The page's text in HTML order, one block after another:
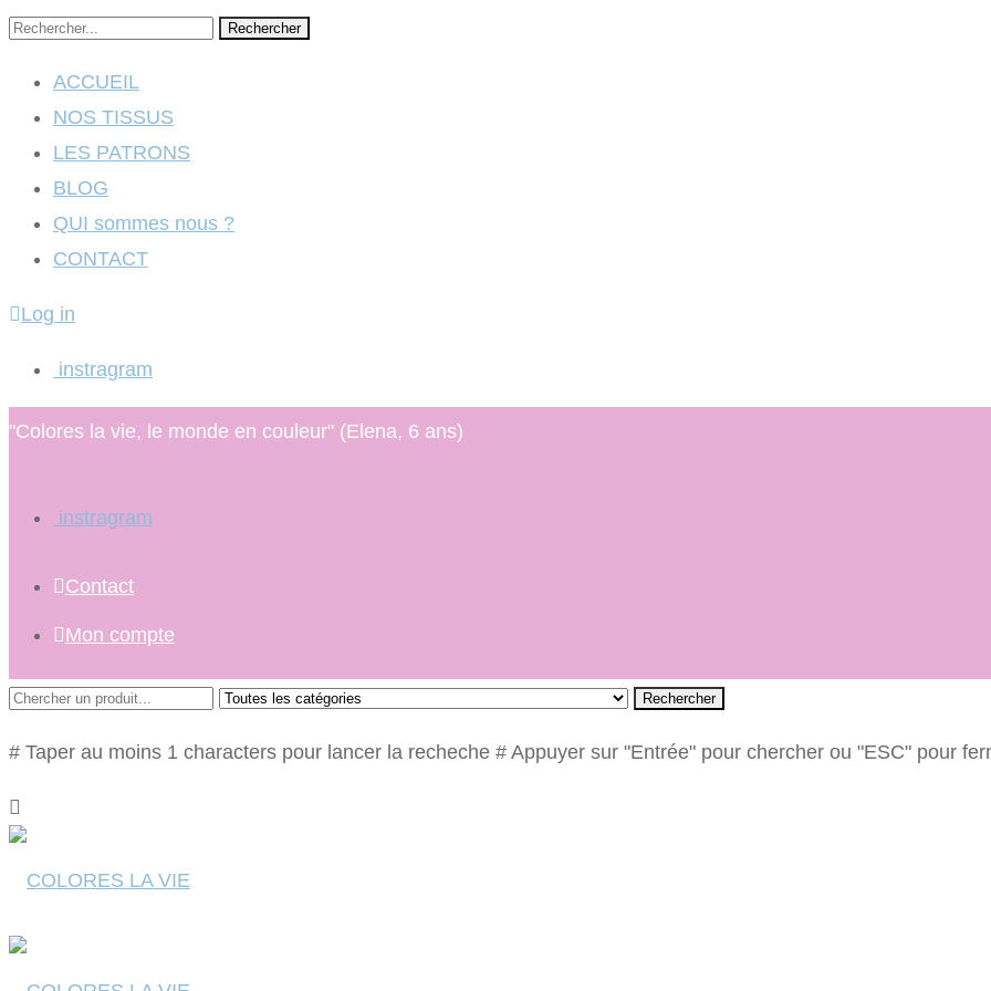
Rechercher
ACCUEIL
NOS TISSUS
LES PATRONS
BLOG
QUI sommes nous ?
CONTACT
Log in
instragram
"Colores la vie, le monde en couleur" (Elena, 6 ans)
instragram
Contact
Mon compte
Rechercher
# Taper au moins 1 characters pour lancer la recheche # Appuyer sur "Entrée" pour chercher ou "ESC" pour